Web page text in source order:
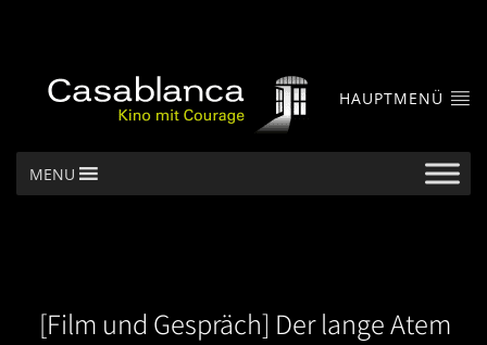
HAUPTMENÜ
MENU
[Film und Gespräch] Der lange Atem